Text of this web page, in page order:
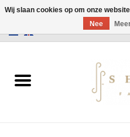
Jurken
Wij slaan cookies op om onze
Nee